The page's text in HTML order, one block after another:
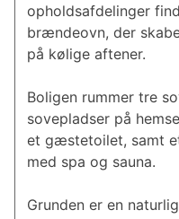
opholdsafdelinger
brændeovn, der
på kølige aftener.
Boligen rummer tre
sovepladser på
et gæstetoilet, samt
med spa og sauna.
Grunden er en